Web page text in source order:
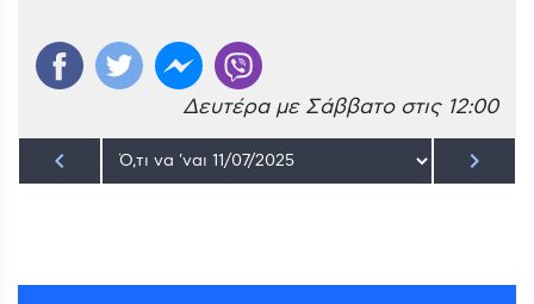
Δευτέρα με Σάββατο στις 12:00
keyboard_arrow_left keyboard_arrow_right